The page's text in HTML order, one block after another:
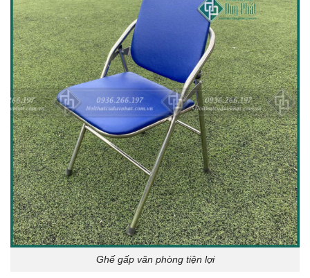
Ghế gấp văn phòng tiện lợi